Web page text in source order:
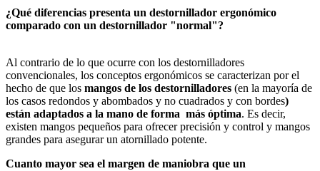
¿Qué diferencias presenta un destornillador ergonómico
comparado con un destornillador "normal"?
Al contrario de lo que ocurre con los destornilladores
convencionales, los conceptos ergonómicos se caracterizan por el
hecho de que los mangos de los destornilladores (en la mayoría de
los casos redondos y abombados y no cuadrados y con bordes)
están adaptados a la mano de forma más óptima. Es decir,
existen mangos pequeños para ofrecer precisión y control y mangos
grandes para asegurar un atornillado potente.
Cuanto mayor sea el margen de maniobra que un